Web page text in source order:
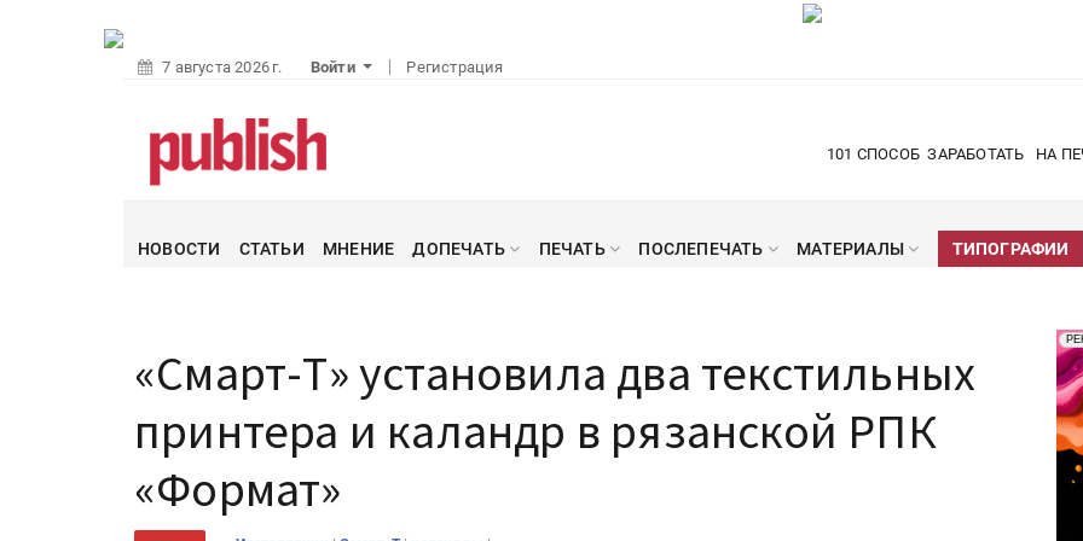
7 августа 2026 г. Войти Регистрация
101 СПОСОБ ЗАРАБОТАТЬ НА
НОВОСТИ СТАТЬИ МНЕНИЕ ДОПЕЧАТЬ ПЕЧАТЬ ПОСЛЕПЕЧАТЬ МАТЕРИАЛЫ ТИПОГРАФИИ
«Смарт-Т» установила два текстильных
принтера и каландр в рязанской РПК
«Формат»